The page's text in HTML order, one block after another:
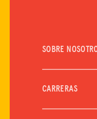
SOBRE
CARRERAS